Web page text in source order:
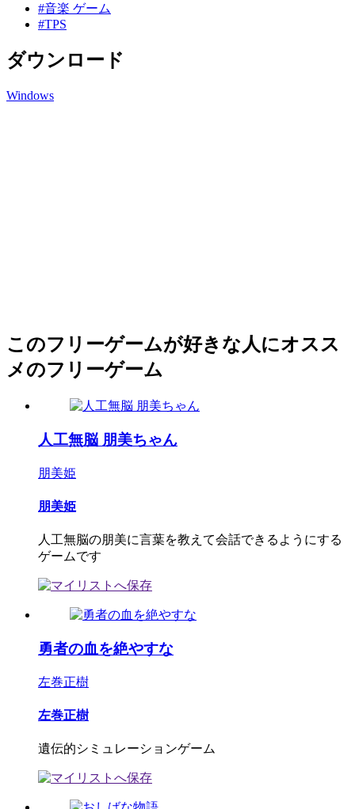
#音楽 ゲーム
#TPS
ダウンロード
Windows
このフリーゲームが好きな人にオスス
メのフリーゲーム
人工無脳 朋美ちゃん
朋美姫
朋美姫
人工無脳の朋美に言葉を教えて会話できるようにする
ゲームです
勇者の血を絶やすな
左巻正樹
左巻正樹
遺伝的シミュレーションゲーム